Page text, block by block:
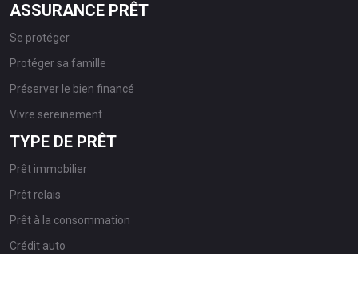
ASSURANCE PRÊT
Se protéger
Protéger sa famille
Préserver le bien financé
Vivre sereinement
TYPE DE PRÊT
Prêt immobilier
Prêt relais
Prêt à la consommation
Crédit auto